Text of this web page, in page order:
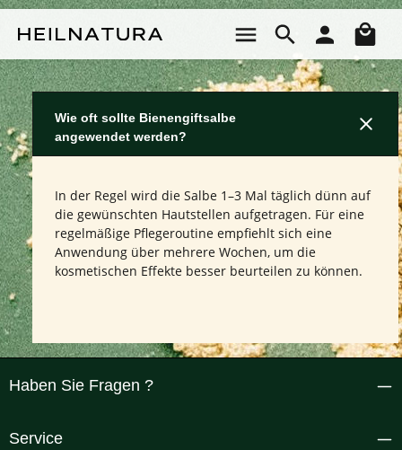
Wie oft sollte Bienengiftsalbe
angewendet werden?
In der Regel wird die Salbe 1–3 Mal täglich dünn auf
die gewünschten Hautstellen aufgetragen. Für eine
regelmäßige Pflegeroutine empfiehlt sich eine
Anwendung über mehrere Wochen, um die
kosmetischen Effekte besser beurteilen zu können.
Haben Sie Fragen ?
Service